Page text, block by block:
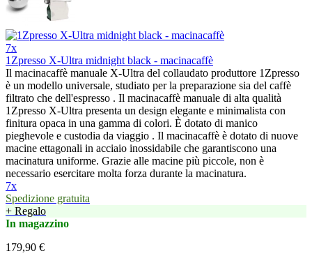
7x
1Zpresso X-Ultra midnight black - macinacaffè
Il macinacaffè manuale X-Ultra del collaudato produttore 1Zpresso
è un modello universale, studiato per la preparazione sia del caffè
filtrato che dell'espresso . Il macinacaffè manuale di alta qualità
1Zpresso X-Ultra presenta un design elegante e minimalista con
finitura opaca in una gamma di colori. È dotato di manico
pieghevole e custodia da viaggio . Il macinacaffè è dotato di nuove
macine ettagonali in acciaio inossidabile che garantiscono una
macinatura uniforme. Grazie alle macine più piccole, non è
necessario esercitare molta forza durante la macinatura.
7x
Spedizione gratuita
+ Regalo
In magazzino
179,90 €